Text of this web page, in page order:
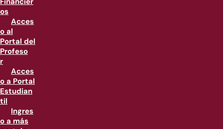
os
Acces
o al
Portal del
Profeso
r
Acces
o a Portal
Estudian
til
Ingres
o a más